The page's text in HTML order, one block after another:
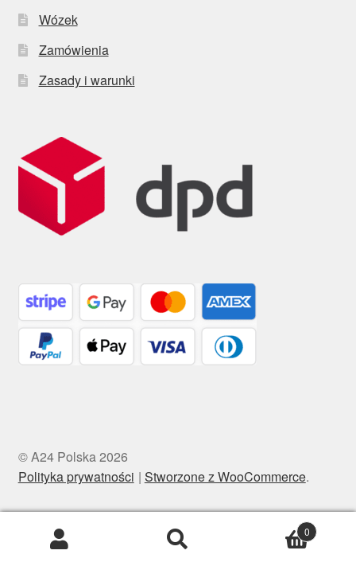
Wózek
Zamówienia
Zasady i warunki
© A24 Polska 2026
Polityka prywatności
Stworzone z WooCommerce.
0